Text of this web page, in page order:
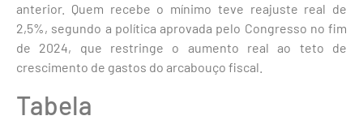
anterior. Quem recebe o mínimo teve reajuste real de
2,5%, segundo a política aprovada pelo Congresso no fim
de 2024, que restringe o aumento real ao teto de
crescimento de gastos do arcabouço fiscal.
Tabela